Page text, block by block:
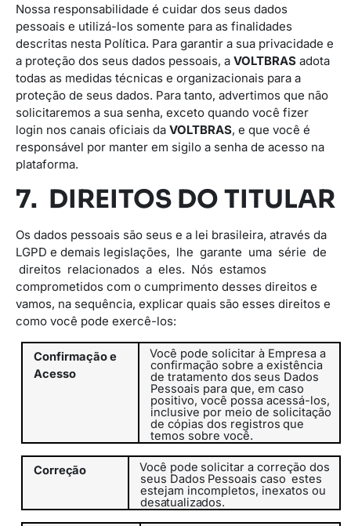
Nossa responsabilidade é cuidar dos seus dados
pessoais e utilizá-los somente para as finalidades
descritas nesta Política. Para garantir a sua privacidade e
a proteção dos seus dados pessoais, a VOLTBRAS adota
todas as medidas técnicas e organizacionais para a
proteção de seus dados. Para tanto, advertimos que não
solicitaremos a sua senha, exceto quando você fizer
login nos canais oficiais da VOLTBRAS, e que você é
responsável por manter em sigilo a senha de acesso na
plataforma.
7. DIREITOS DO TITULAR
Os dados pessoais são seus e a lei brasileira, através da
LGPD e demais legislações, lhe garante uma série de
direitos relacionados a eles. Nós estamos
comprometidos com o cumprimento desses direitos e
vamos, na sequência, explicar quais são esses direitos e
como você pode exercê-los:
Confirmaçãoe
Acesso
Você pode solicitar à Empresa a
confirmação sobre a existência
de tratamento dos seus Dados
Pessoais para que, em caso
positivo, você possa acessá-los,
inclusive por meio de solicitação
de cópias dos registros que
temos sobre você.
Correção Você pode solicitar a correção dos
seus Dados Pessoais caso estes
estejam incompletos, inexatos ou
desatualizados.